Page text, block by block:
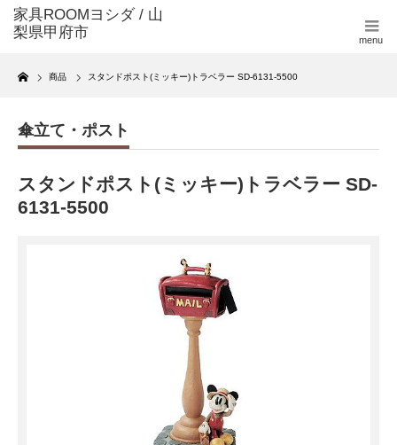
menu
Home
商品 スタンドポスト(ミッキー)トラベラー SD-6131-5500
傘立て・ポスト
スタンドポスト(ミッキー)トラベラー SD-
6131-5500